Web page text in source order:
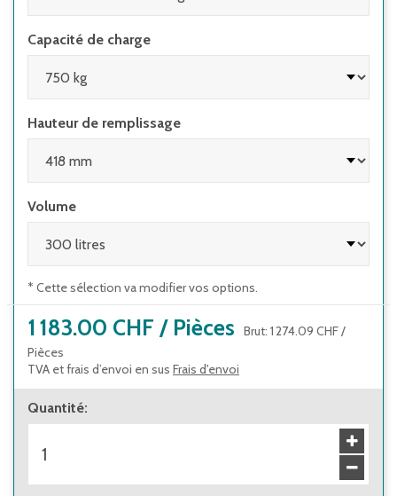
Capacité de charge
Hauteur de remplissage
Volume
* Cette sélection va modifier vos options.
1 183.00 CHF / Pièces Brut: 1 274.09 CHF/
Pièces
TVA et frais d’envoi en sus Frais d'envoi
Quantité: